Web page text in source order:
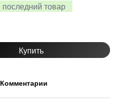
последний товар
Купить
Комментарии